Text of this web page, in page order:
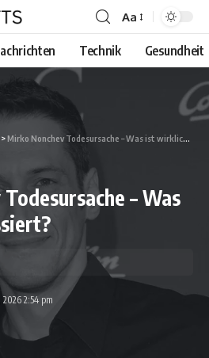
Font
Resizer
Aa
Technik Gesundheit
>Mirko Nonchev Todesursache – Was ist wirklich passiert?
– Was
2:54 pm